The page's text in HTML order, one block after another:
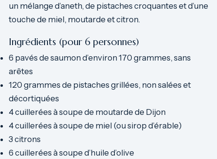
un mélange d’aneth, de pistaches croquantes et d’une
touche de miel, moutarde et citron.
Ingrédients (pour 6 personnes)
6 pavés de saumon d’environ 170 grammes, sans
arêtes
120 grammes de pistaches grillées, non salées et
décortiquées
4 cuillerées à soupe de moutarde de Dijon
4 cuillerées à soupe de miel (ou sirop d’érable)
3 citrons
6 cuillerées à soupe d’huile d’olive